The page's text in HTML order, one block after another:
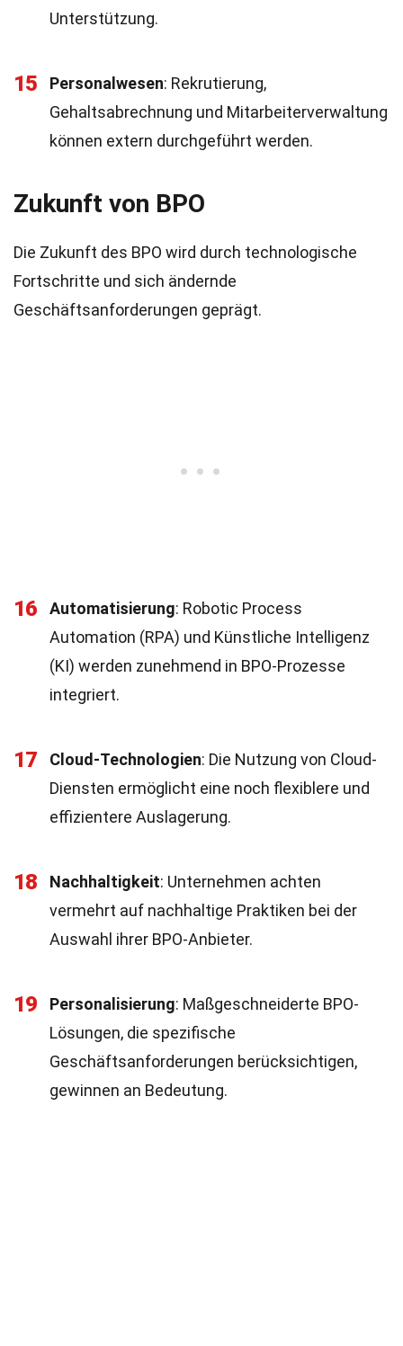
Unterstützung.
15 Personalwesen: Rekrutierung,
Gehaltsabrechnung und Mitarbeiterverwaltung
können extern durchgeführt werden.
Zukunft von BPO
Die Zukunft des BPO wird durch technologische
Fortschritte und sich ändernde
Geschäftsanforderungen geprägt.
16 Automatisierung: Robotic Process
Automation (RPA) und Künstliche Intelligenz
(KI) werden zunehmend in BPO-Prozesse
integriert.
17 Cloud-Technologien: Die Nutzung von Cloud-
Diensten ermöglicht eine noch flexiblere und
effizientere Auslagerung.
18 Nachhaltigkeit: Unternehmen achten
vermehrt auf nachhaltige Praktiken bei der
Auswahl ihrer BPO-Anbieter.
19 Personalisierung: Maßgeschneiderte BPO-
Lösungen, die spezifische
Geschäftsanforderungen berücksichtigen,
gewinnen an Bedeutung.